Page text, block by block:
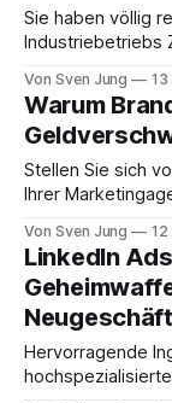
Sie haben völlig
Industriebetriebs
wirtschaftlicher
Mittelstand
müssten zum
machen“.
Von Sven Jung
Warum
Stellen Sie sich
Ihrer
frisches
deutschen
dem
Von Sven Jung
LinkedIn
Neugeschäft
Hervorragende